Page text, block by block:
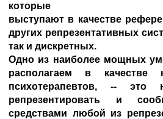
которые
выступают в качестве
других репрезентативных
так и дискретных.
Одно из наиболее мощных
располагаем в качестве
психотерапевтов, -- это
репрезентировать и
средствами любой из